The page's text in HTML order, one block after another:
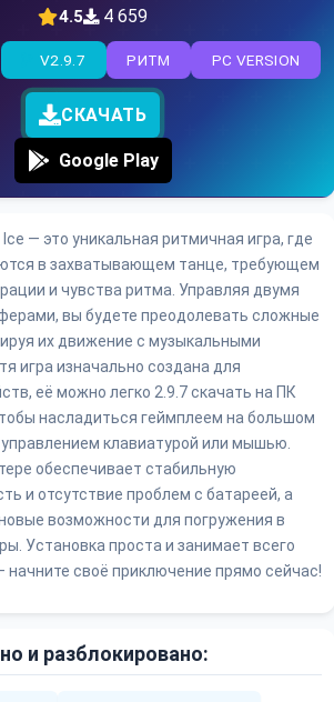
4.5 4 659
PC VERSION
РИТМ
V2.9.7
СКАЧАТЬ
Google Play
— это уникальная ритмичная игра, где
в захватывающем танце, требующем
и чувства ритма. Управляя двумя
вы будете преодолевать сложные
их движение с музыкальными
игра изначально создана для
её можно легко 2.9.7 скачать на ПК
насладиться геймплеем на большом
клавиатурой или мышью.
обеспечивает стабильную
и отсутствие проблем с батареей, а
возможности для погружения в
Установка проста и занимает всего
начните своё приключение прямо сейчас!
и разблокировано: